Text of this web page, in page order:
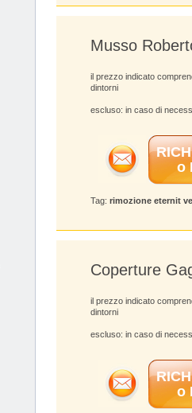
Musso
il prezzo indicato
dintorni
escluso: in caso di
o
Tag: rimozione eternit
Coperture
il prezzo indicato
dintorni
escluso: in caso di
o